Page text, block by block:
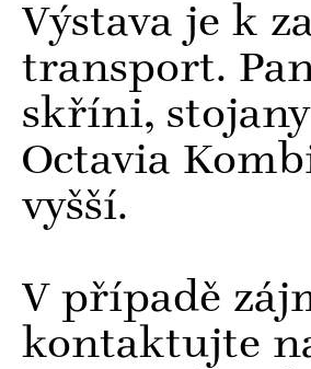
Výstava je k
transport.
skříni,
Octavia
vyšší.
V případě
kontaktujte